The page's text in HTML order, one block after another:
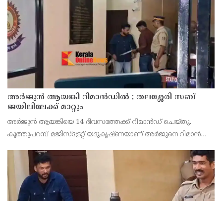
അര്‍ജുന്‍ ആയങ്കി റിമാന്‍ഡില്‍ ; തലശ്ശേരി സബ്
ജയിലിലേക്ക് മാറ്റും
അർജുൻ ആയങ്കിയെ 14 ദിവസത്തേക്ക് റിമാൻഡ് ചെയ്തു.
കൂത്തുപറമ്പ് മജിസ്ട്രേറ്റ് യദുകൃഷ്ണയാണ് അർജുനെ റിമാൻഡ്
ഭീഷണിപ്പെടുത്തിയെന്നാരോപിച്ച് ‌